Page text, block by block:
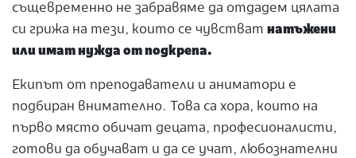
същевременно не забравяме да отдадем цялата
си грижа на тези, които се чувстват натъжени
или имат нужда от подкрепа.
Екипът от преподаватели и аниматори е
подбиран внимателно. Това са хора, които на
първо място обичат децата, професионалисти,
готови да обучават и да се учат, любознателни